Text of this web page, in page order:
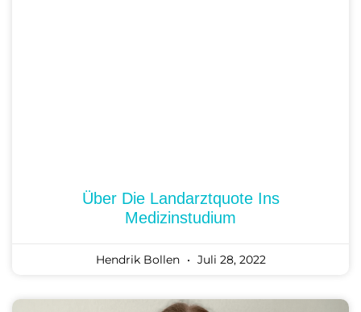
Über Die Landarztquote Ins
Medizinstudium
Hendrik Bollen Juli 28, 2022